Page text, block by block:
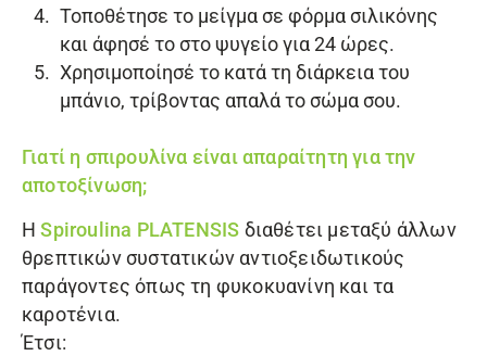
Τοποθέτησε το μείγμα σε φόρμα σιλικόνης
και άφησέ το στο ψυγείο για 24 ώρες.
Χρησιμοποίησέ το κατά τη διάρκεια του
μπάνιο, τρίβοντας απαλά το σώμα σου.
Γιατί η σπιρουλίνα είναι απαραίτητη για την
αποτοξίνωση;
ΗSpiroulina PLATENSIS διαθέτει μεταξύ άλλων
θρεπτικών συστατικών αντιοξειδωτικούς
παράγοντες όπως τη φυκοκυανίνη και τα
καροτένια.
Έτσι: